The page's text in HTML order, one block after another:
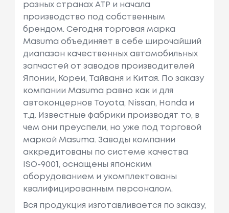
разных странах АТР и начала
производство под собственным
брендом. Сегодня торговая марка
Masuma объединяет в себе широчайший
диапазон качественных автомобильных
запчастей от заводов производителей
Японии, Кореи, Тайваня и Китая. По заказу
компании Masuma равно как и для
автоконцернов Toyota, Nissan, Honda и
т.д. Известные фабрики производят то, в
чем они преуспели, но уже под торговой
маркой Masuma. Заводы компании
аккредитованы по системе качества
ISO-9001, оснащены японским
оборудованием и укомплектованы
квалифицированным персоналом.
Вся продукция изготавливается по заказу,